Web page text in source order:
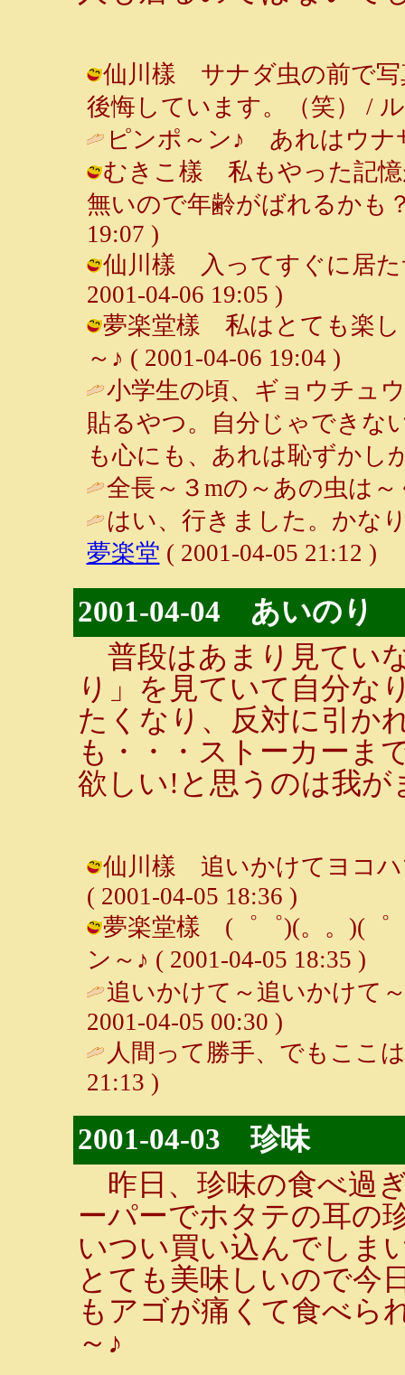
仙川樣 サナダ虫の前で写
後悔しています。（笑） /
ピンポ～ン♪ あれはウ
むきこ樣 私もやった記憶
無いので年齢がばれるかも
19:07 )
仙川樣 入ってすぐに居た
2001-04-06 19:05 )
夢楽堂樣 私はとても楽し
～♪ ( 2001-04-06 19:04 )
小学生の頃、ギョウチュ
貼るやつ。自分じゃできな
も心にも、あれは恥ずかし
全長～３mの～あの虫は
はい、行きました。かな
夢楽堂 ( 2001-04-05 21:12 )
2001-04-04 あいのり
普段はあまり見てい
り」を見ていて自分な
たくなり、反対に引か
も・・・ストーカーま
欲しい!と思うのは我が
仙川樣 追いかけてヨコハ
( 2001-04-05 18:36 )
夢楽堂樣 (゜゜)(。。)(゜
ン～♪ ( 2001-04-05 18:35 )
追いかけて～追いかけて
2001-04-05 00:30 )
人間って勝手、でもここ
21:13 )
2001-04-03 珍味
昨日、珍味の食べ過
ーパーでホタテの耳の
いつい買い込んでしま
とても美味しいので今
もアゴが痛くて食べら
～♪